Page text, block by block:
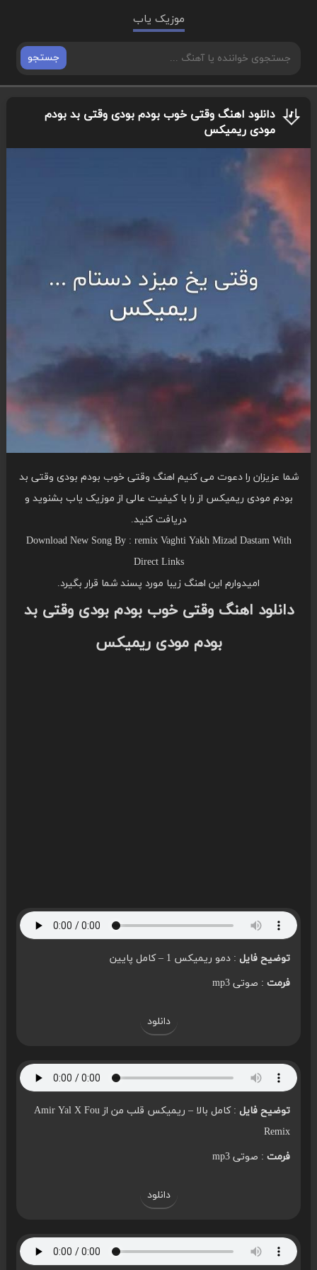
موزیک یاب
جستجو
دانلود اهنگ وقتی خوب بودم بودی وقتی بد بودم
مودی ریمیکس
شما عزیزان را دعوت می کنیم اهنگ وقتی خوب بودم بودی وقتی بد
بودم مودی ریمیکس از را با کیفیت عالی از موزیک یاب بشنوید و
دریافت کنید.
Download New Song By : remix Vaghti Yakh Mizad Dastam With
Direct Links
امیدوارم این اهنگ زیبا مورد پسند شما قرار بگیرد.
دانلود اهنگ وقتی خوب بودم بودی وقتی بد
بودم مودی ریمیکس
توضیح فایل: دمو ریمیکس 1 – کامل پایین
فرمت: صوتی mp3
دانلود
توضیح فایل
: کامل بالا – ریمیکس قلب من از Amir Yal X Fou
Remix
فرمت: صوتی mp3
دانلود